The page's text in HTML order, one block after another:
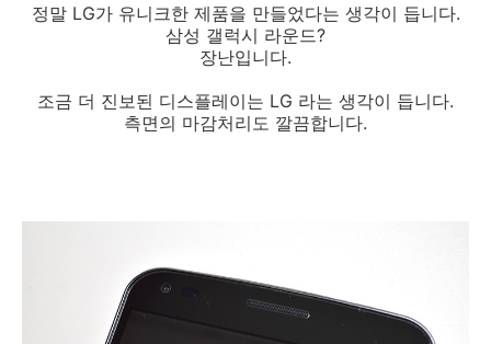
정말 LG가 유니크한 제품을 만들었다는 생각이 듭니다.
삼성 갤럭시 라운드?
장난입니다.
조금 더 진보된 디스플레이는 LG 라는 생각이 듭니다.
측면의 마감처리도 깔끔합니다.